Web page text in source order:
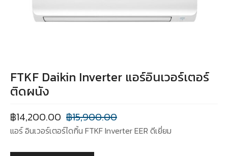
FTKF Daikin Inverter แอร์อินเวอร์เตอร์
ติดผนัง
฿15,900.00
฿14,200.00
แอร์ อินเวอร์เตอร์ไดกิ้น FTKF Inverter EER ดีเยี่ยม